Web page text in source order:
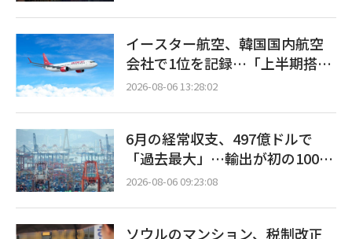
イースター航空、韓国国内航空
会社で1位を記録…「上半期搭乗
率93%」
2026-08-06 13:28:02
6月の経常収支、497億ドルで
「過去最大」…輸出が初の1000
億ドル突破
2026-08-06 09:23:08
ソウルのマンション、税制改正